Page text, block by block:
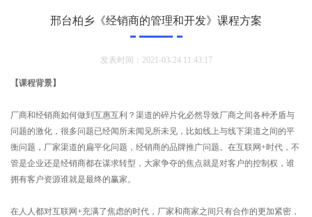
联系我们
邢台柏乡《经销商的管理和开发》课程方案
发表时间：2021-03-24 11:43:17
【课程背景】
厂商和经销商如何做到互惠互利？渠道的碎片化必然导致厂商之间各种矛盾与
问题的激化，很多问题已经闻所未闻见所未见，比如线上与线下渠道之间的平
衡问题，厂家渠道的扁平化问题，经销商的品牌推广问题。在互联网+时代，不
管是企业还是经销商都在谋求转型，大家争夺的焦点就是对客户的控制权，谁
拥有客户资源谁就是最终的赢家。
在人人都对互联网+充满了焦虑的时代，厂家和商家之间只有合作的更加紧密，